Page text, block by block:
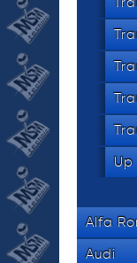
Up
Alfa
Audi